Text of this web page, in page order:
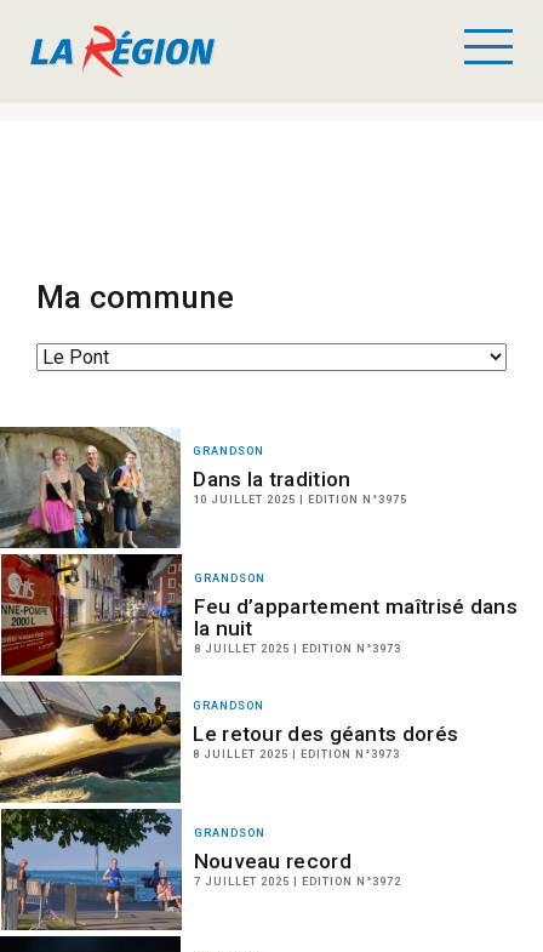
Ma commune
GRANDSON
Dans la tradition
10 JUILLET 2025 | EDITION N°3975
GRANDSON
Feu d’appartement maîtrisé dans
la nuit
8 JUILLET 2025 | EDITION N°3973
GRANDSON
Le retour des géants dorés
8 JUILLET 2025 | EDITION N°3973
GRANDSON
Nouveau record
7 JUILLET 2025 | EDITION N°3972